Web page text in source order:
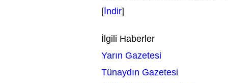
[İndir]
İlgili Haberler
Yarın Gazetesi
Tünaydın Gazetesi